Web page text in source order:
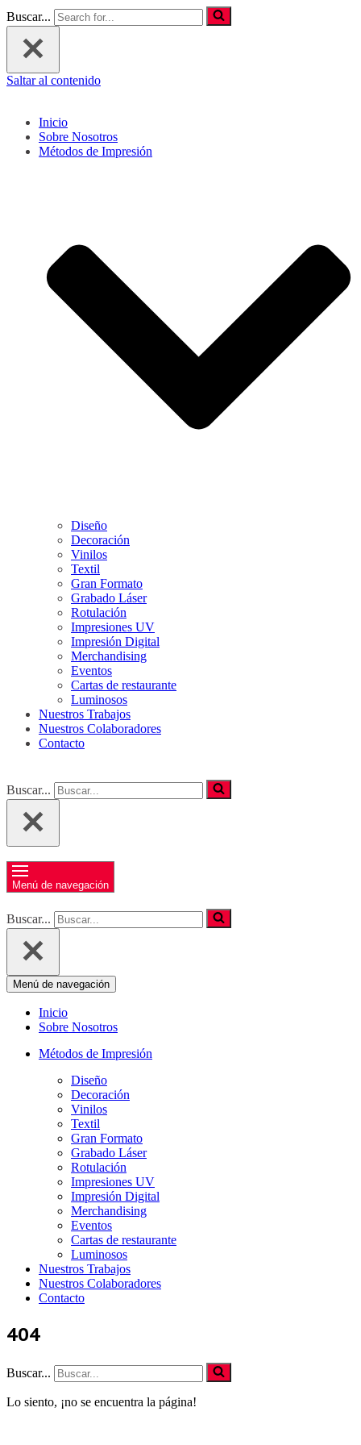
Buscar...
Saltar al contenido
Inicio
Sobre Nosotros
Métodos de Impresión
Diseño
Decoración
Vinilos
Textil
Gran Formato
Grabado Láser
Rotulación
Impresiones UV
Impresión Digital
Merchandising
Eventos
Cartas de restaurante
Luminosos
Nuestros Trabajos
Nuestros Colaboradores
Contacto
Buscar...
Menú de navegación
Buscar...
Menú de navegación
Inicio
Sobre Nosotros
Métodos de Impresión
Diseño
Decoración
Vinilos
Textil
Gran Formato
Grabado Láser
Rotulación
Impresiones UV
Impresión Digital
Merchandising
Eventos
Cartas de restaurante
Luminosos
Nuestros Trabajos
Nuestros Colaboradores
Contacto
404
Buscar...
Lo siento, ¡no se encuentra la página!